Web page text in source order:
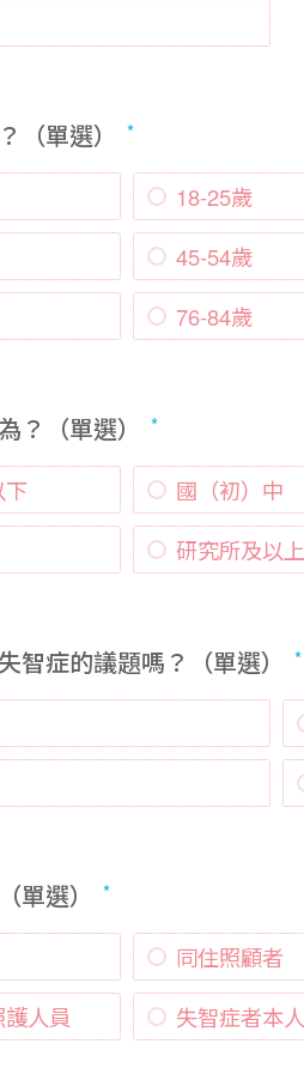
（單選）
18-25歲
45-54歲
76-84歲
？（單選）
下 國（初）中
研究所及以上
智症的議題嗎？（單選）
單選）
同住照顧者
人員
失智症者本人